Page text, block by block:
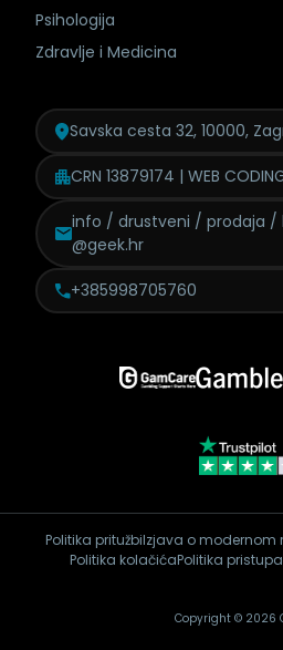
Psihologija
Zdravlje i Medicina
Savska cesta 32, 10000,
CRN 13879174 | WEB
info / drustveni / prodaja /
@geek.hr
+385998705760
Politika pritužbiIzjava o modernom
Politika kolačićaPolitika
Copyright © 2026